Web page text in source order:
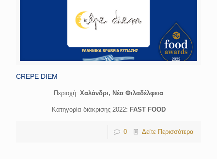
CREPE DIEM
Περιοχή: Χαλάνδρι, Νέα Φιλαδέλφεια
Κατηγορία διάκρισης 2022: FAST FOOD
0 Δείτε Περισσότερα